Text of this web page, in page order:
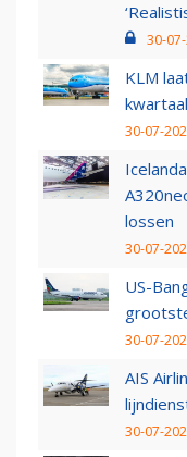
30-
KLM
30-07-
lossen
30-07-
US-
30-07-
AIS
30-07-